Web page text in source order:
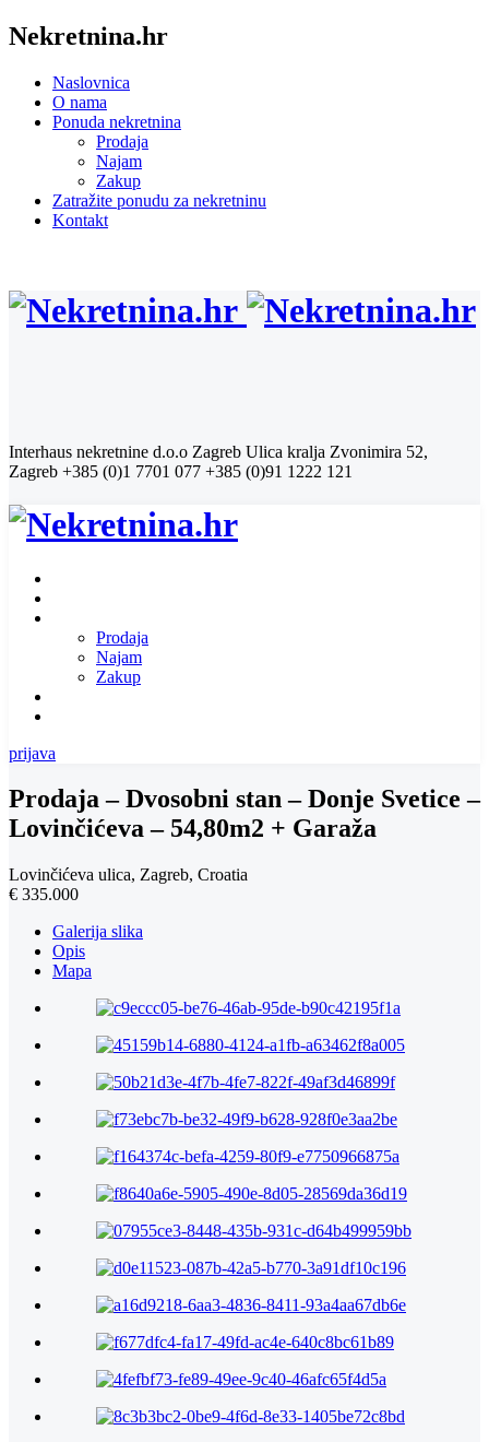
Nekretnina.hr
Naslovnica
O nama
Ponuda nekretnina
Prodaja
Najam
Zakup
Zatražite ponudu za nekretninu
Kontakt
Interhaus nekretnine d.o.o Zagreb Ulica kralja Zvonimira 52,
Zagreb +385 (0)1 7701 077 +385 (0)91 1222 121
Prodaja
Najam
Zakup
prijava
Prodaja – Dvosobni stan – Donje Svetice –
Lovinčićeva – 54,80m2 + Garaža
Lovinčićeva ulica, Zagreb, Croatia
€ 335.000
Galerija slika
Opis
Mapa